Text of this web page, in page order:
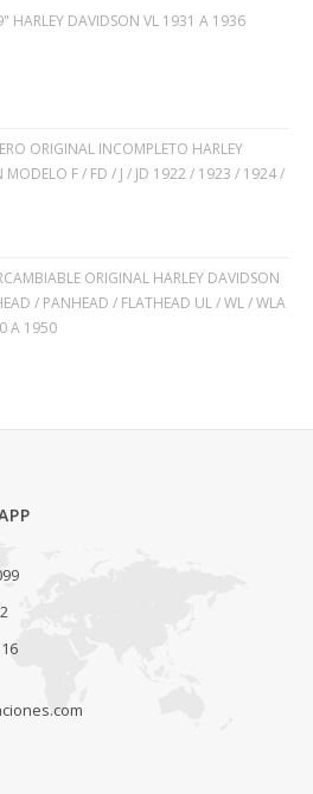
HARLEY DAVIDSON VL 1931 A 1936
ORIGINAL INCOMPLETO HARLEY
MODELO F / FD / J / JD 1922 / 1923 / 1924 /
ORIGINAL HARLEY DAVIDSON
/ PANHEAD / FLATHEAD UL / WL / WLA
A 1950